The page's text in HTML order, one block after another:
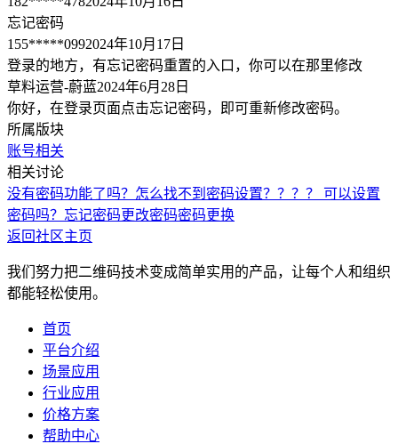
忘记密码
155*****0992024年10月17日
登录的地方，有忘记密码重置的入口，你可以在那里修改
草料运营-蔚蓝2024年6月28日
你好，在登录页面点击忘记密码，即可重新修改密码。
所属版块
账号相关
相关讨论
没有密码功能了吗？怎么找不到密码设置？？？？ 可以设置
密码吗？ 忘记密码更改密码密码更换
返回社区主页
我们努力把二维码技术变成简单实用的产品，让每个人和组织
都能轻松使用。
首页
平台介绍
场景应用
行业应用
价格方案
帮助中心